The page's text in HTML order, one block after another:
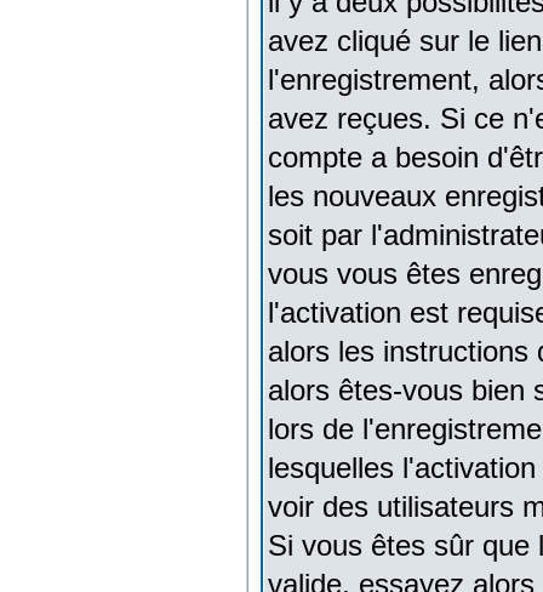
avez cliqué sur le
l'enregistrement,
avez reçues. Si ce
compte a besoin
les nouveaux
soit par
vous vous êtes
l'activation est
alors les instructions
alors êtes-vous bien
lors de
lesquelles
voir des utilisateurs
Si vous êtes sûr que
valide, essayez